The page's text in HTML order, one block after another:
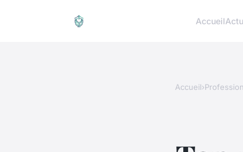
AccueilActu
Accueil›